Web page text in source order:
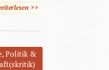
über Unsere Zukunft
>>
Politik &